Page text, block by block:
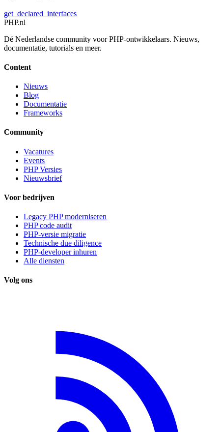
get_declared_interfaces
PHP.nl
Dé Nederlandse community voor PHP-ontwikkelaars. Nieuws,
documentatie, tutorials en meer.
Content
Nieuws
Blog
Documentatie
Frameworks
Community
Vacatures
Events
PHP Versies
Nieuwsbrief
Voor bedrijven
Legacy PHP moderniseren
PHP code audit
PHP-versie migratie
Technische due diligence
PHP-developer inhuren
Alle diensten
Volg ons